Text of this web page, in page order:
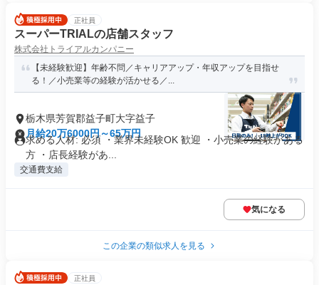
正社員
スーパーTRIALの店舗スタッフ
株式会社トライアルカンパニー
【未経験歓迎】年齢不問／キャリアアップ・年収アップを目指せ
る！／小売業等の経験が活かせる／...
栃木県芳賀郡益子町大字益子
月給20万6000円～65万円
求める人材: 必須 ・業界未経験OK 歓迎 ・小売業の経験がある
方 ・店長経験があ...
交通費支給
気になる
この企業の類似求人を見る
正社員